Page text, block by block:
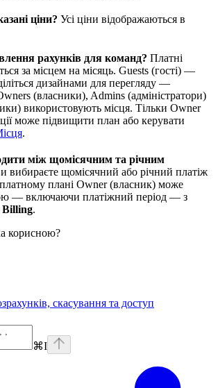
ціни? Усі ціни відображаються в
рахунків для команд? Платні
за місцем на місяць. Guests (гості) —
дизайнами для перегляду —
(власники), Admins (адміністратори)
використовують місця. Тільки Owner
може підвищити план або керувати
.
між щомісячним та річним
вибираєте щомісячний або річний платіж
плані Owner (власник) може
— включаючи платіжний період — з
Billing.
корисною?
скасування та доступ
⌘I